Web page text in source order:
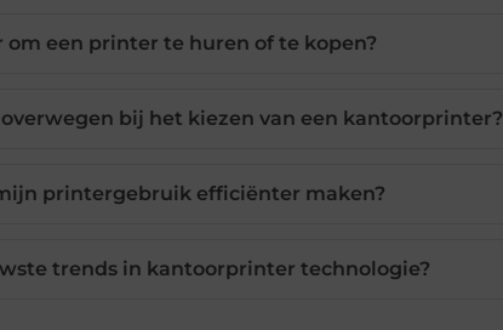
om een printer te huren of te kopen?
bij het kiezen van een kantoorprinter?
printergebruik efficiënter maken?
trends in kantoorprinter technologie?